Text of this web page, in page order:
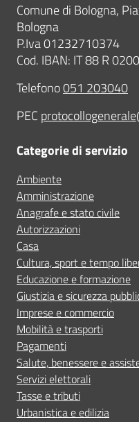
Comune di Bologna,
Bologna
P.Iva 01232710374
Cod. IBAN: IT 88 R
Telefono051 203040
PEC
Categorie di servizio
Ambiente
Amministrazione
Anagrafe e stato civile
Autorizzazioni
Casa
Cultura, sport e tempo
Educazione e formazione
Giustizia e sicurezza
Imprese e commercio
Mobilità e trasporti
Pagamenti
Salute, benessere e
Servizi elettorali
Tasse e tributi
Urbanistica e edilizia